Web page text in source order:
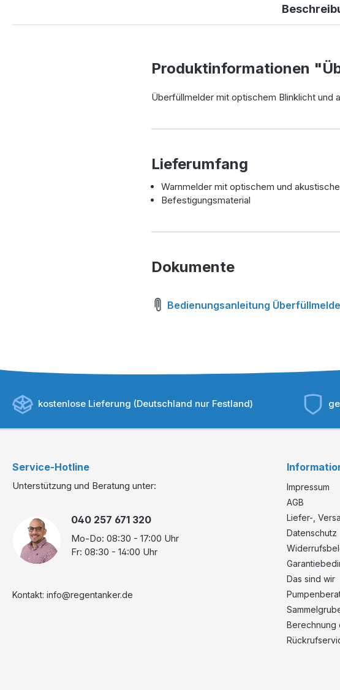
Produktinformationen
Überfüllmelder mit optischem Blinklicht und
Lieferumfang
Warnmelder mit optischem und
Befestigungsmaterial
Dokumente
Bedienungsanleitung
kostenlose Lieferung (Deutschland nur Festland)
Service-Hotline
Unterstützung und Beratung unter:
040 257 671 320
Mo-Do: 08:30 - 17:00 Uhr
Fr: 08:30 - 14:00 Uhr
Kontakt: info@regentanker.de
Impressum
AGB
Liefer-,
Datenschutz
Das sind wir
Berechnung